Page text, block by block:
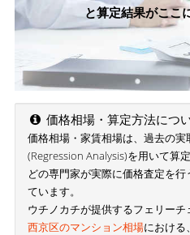
と算定結果がここ
価格相場・算定方法につ
価格相場・家賃相場は、過去の
(Regression Analysis)を用いて算
どの専門家が実際に価格査定を
ています。
ウチノカチが提供するフェリー
西京区のマンション相場における